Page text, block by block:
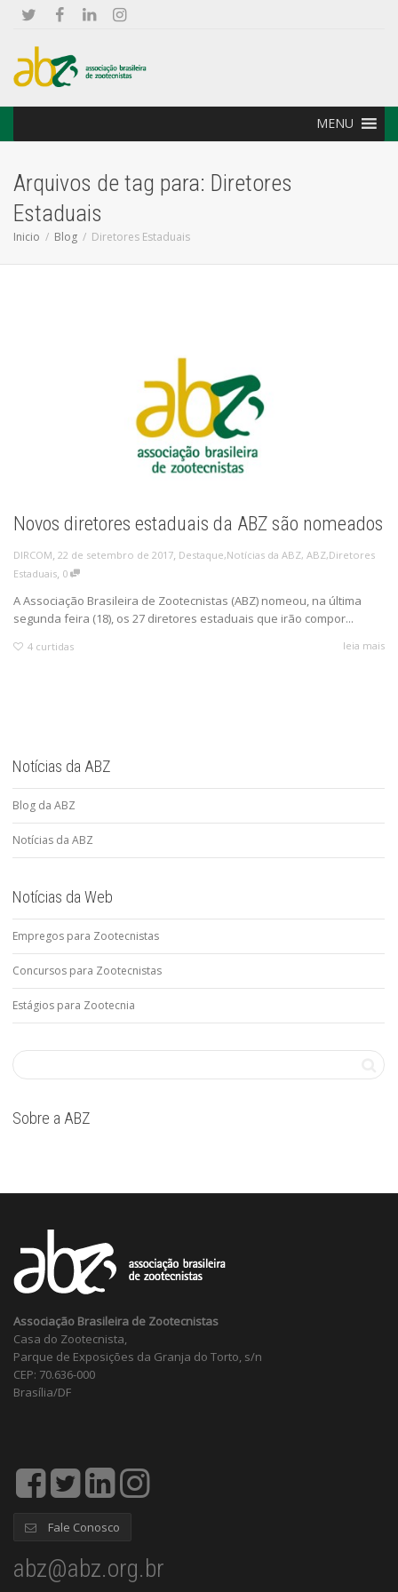
MENU
Arquivos de tag para: Diretores
Estaduais
Inicio Blog Diretores Estaduais
Novos diretores estaduais da ABZ são nomeados
DIRCOM, 22 de setembro de 2017, Destaque,Notícias da ABZ, ABZ,Diretores
Estaduais, 0
A Associação Brasileira de Zootecnistas (ABZ) nomeou, na última
segunda feira (18), os 27 diretores estaduais que irão compor...
4 curtidas leia mais
Notícias da ABZ
Blog da ABZ
Notícias da ABZ
Notícias da Web
Empregos para Zootecnistas
Concursos para Zootecnistas
Estágios para Zootecnia
Sobre a ABZ
Associação Brasileira de Zootecnistas
Casa do Zootecnista,
Parque de Exposições da Granja do Torto, s/n
CEP: 70.636-000
Brasília/DF
Fale Conosco
abz@abz.org.br